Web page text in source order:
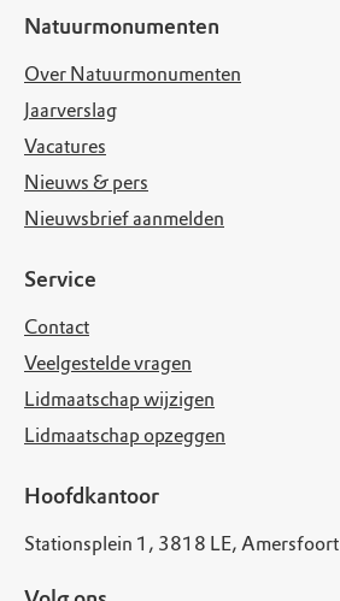
Natuurmonumenten
Over Natuurmonumenten
Jaarverslag
Vacatures
Nieuws & pers
Nieuwsbrief aanmelden
Service
Contact
Veelgestelde vragen
Lidmaatschap wijzigen
Lidmaatschap opzeggen
Hoofdkantoor
Stationsplein 1, 3818 LE, Amersfoort